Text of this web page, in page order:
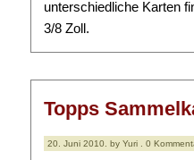
unterschiedliche Karten
3/8 Zoll.
Topps
20. Juni 2010. by Yuri . 0